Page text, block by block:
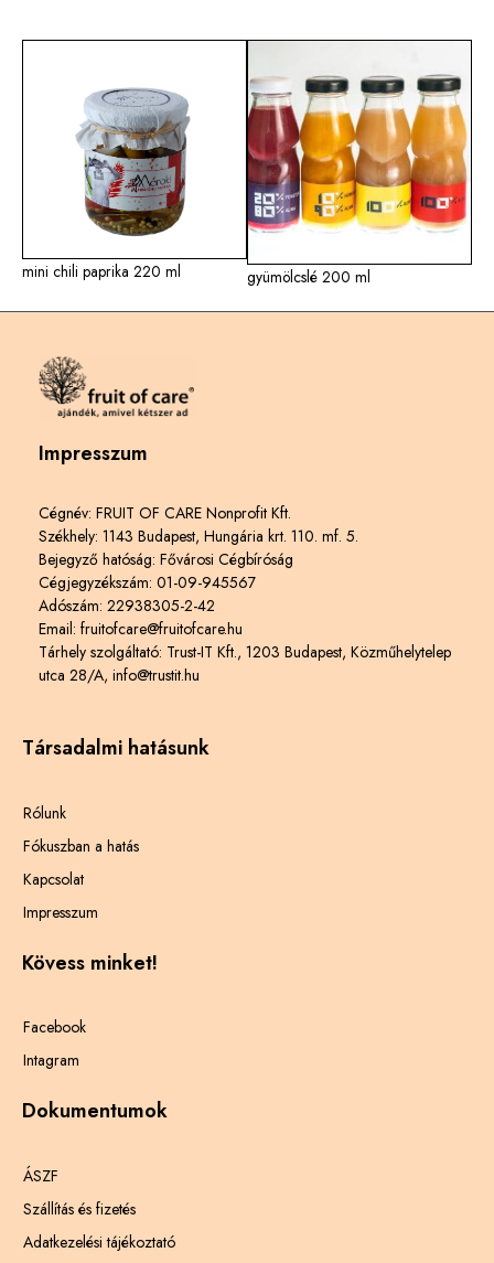
mini chili paprika 220 ml gyümölcslé 200 ml
Impresszum
Cégnév: FRUIT OF CARE Nonprofit Kft.
Székhely: 1143 Budapest, Hungária krt. 110. mf. 5.
Bejegyző hatóság: Fővárosi Cégbíróság
Cégjegyzékszám: 01-09-945567
Adószám: 22938305-2-42
Email: fruitofcare@fruitofcare.hu
Tárhely szolgáltató: Trust-IT Kft., 1203 Budapest, Közműhelytelep
utca 28/A, info@trustit.hu
Társadalmi hatásunk
Rólunk
Fókuszban a hatás
Kapcsolat
Impresszum
Kövess minket!
Facebook
Intagram
Dokumentumok
ÁSZF
Szállítás és fizetés
Adatkezelési tájékoztató